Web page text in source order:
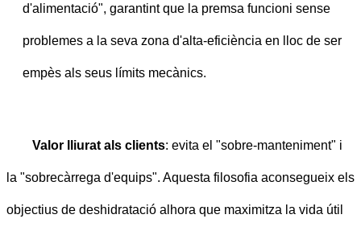
d'alimentació", garantint que la premsa funcioni sense
problemes a la seva zona d'alta-eficiència en lloc de ser
empès als seus límits mecànics.
Valor lliurat als clients: evita el "sobre-manteniment" i
la "sobrecàrrega d'equips". Aquesta filosofia aconsegueix els
objectius de deshidratació alhora que maximitza la vida útil